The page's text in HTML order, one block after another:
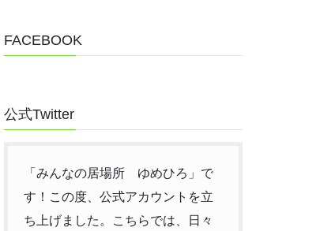
FACEBOOK
公式Twitter
「みんなの居場所 ゆめひろ」で
す！この度、公式アカウントを立
ち上げました。こちらでは、日々